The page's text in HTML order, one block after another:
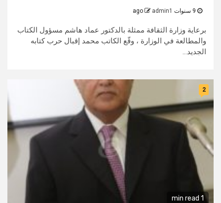
admin1
برعاية وزارة الثقافة ممثلة بالدكتور عماد هاشم مسؤول الكتاب
والمطالعة في الوزارة ، وقّع الكاتب محمد إقبال حرب كتابه
الجديد...
1 min read
2